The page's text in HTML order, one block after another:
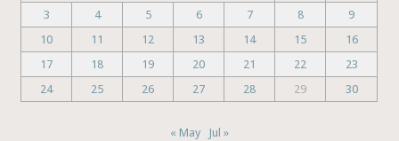
3
4 5 6 7 8
9
10
11 12 13 14 15
16
17
18 19 20 21 22
23
24
25 26 27 28 29 30
« May Jul »